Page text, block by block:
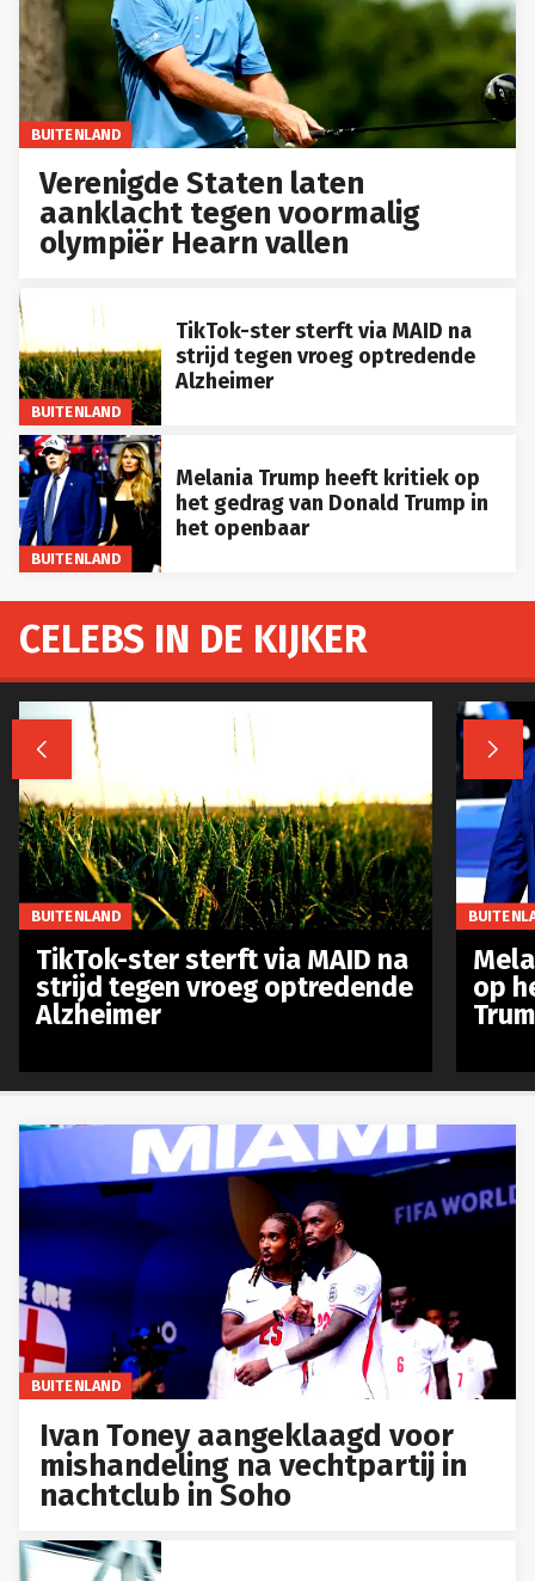
BUITENLAND
Verenigde Staten laten
aanklacht tegen voormalig
olympiër Hearn vallen
BUITENLAND
TikTok-ster sterft via MAID na
strijd tegen vroeg optredende
Alzheimer
BUITENLAND
Melania Trump heeft kritiek op
het gedrag van Donald Trump in
het openbaar
BUITENLAND
Ivan Toney aangeklaagd voor
mishandeling na vechtpartij in
nachtclub in Soho
CELEBS IN DE KIJKER
 
BUITENLAND
TikTok-ster sterft via MAID na
strijd tegen vroeg optredende
Alzheimer
op